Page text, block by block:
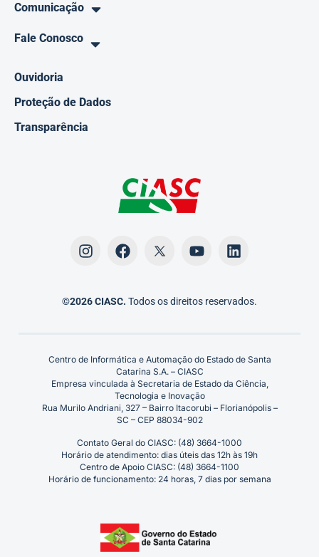
Comunicação
Fale Conosco
Ouvidoria
Proteção de Dados
Transparência
©2026 CIASC. Todos os direitos reservados.
Centro de Informática e Automação do Estado de Santa
Catarina S.A. – CIASC
Empresa vinculada à Secretaria de Estado da Ciência,
Tecnologia e Inovação
Rua Murilo Andriani, 327 – Bairro Itacorubi – Florianópolis –
SC – CEP 88034-902
Contato Geral do CIASC: (48) 3664-1000
Horário de atendimento: dias úteis das 12h às 19h
Centro de Apoio CIASC: (48) 3664-1100
Horário de funcionamento: 24 horas, 7 dias por semana